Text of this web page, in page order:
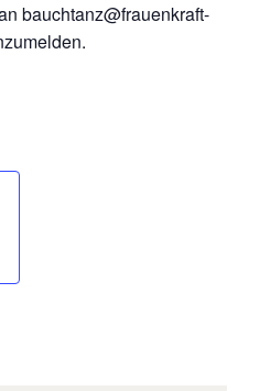
bauchtanz@frauenkraft-